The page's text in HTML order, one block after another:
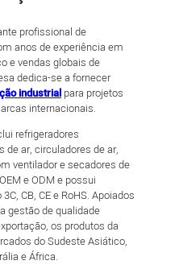
profissional de
anos de experiência em
e vendas globais de
dedica-se a fornecer
industrial para projetos
internacionais.
refrigeradores
de ar, circuladores de ar,
ventilador e secadores de
e ODM e possui
CB, CE e RoHS. Apoiados
gestão de qualidade
os produtos da
do Sudeste Asiático,
e África.